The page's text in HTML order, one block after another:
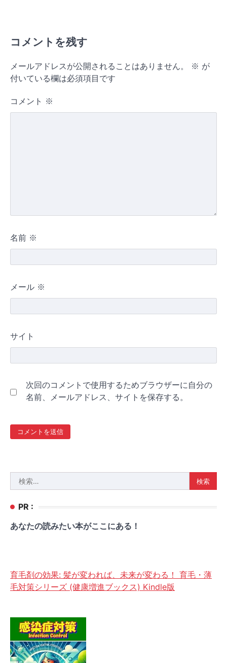
コメントを残す
メールアドレスが公開されることはありません。 ※ が
付いている欄は必須項目です
コメント ※
名前 ※
メール ※
サイト
次回のコメントで使用するためブラウザーに自分の
名前、メールアドレス、サイトを保存する。
索:
PR :
あなたの読みたい本がここにある！
育毛剤の効果: 髪が変われば、未来が変わる！ 育毛・薄
毛対策シリーズ (健康増進ブックス) Kindle版